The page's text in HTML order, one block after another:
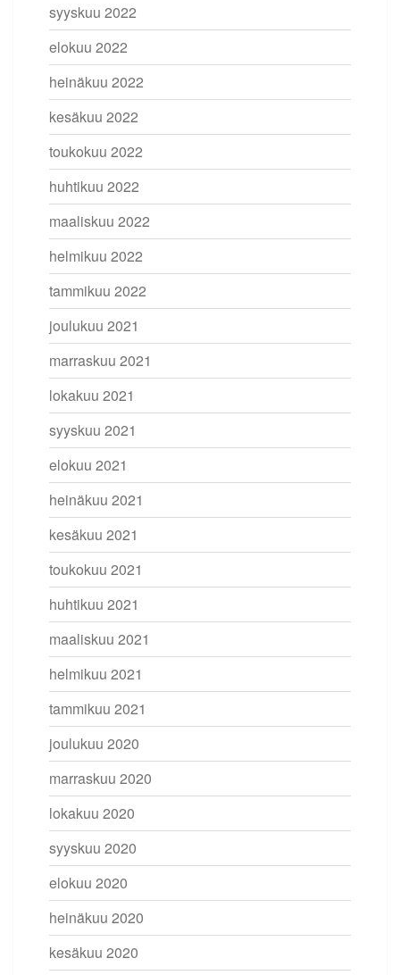
syyskuu 2022
elokuu 2022
heinäkuu 2022
kesäkuu 2022
toukokuu 2022
huhtikuu 2022
maaliskuu 2022
helmikuu 2022
tammikuu 2022
joulukuu 2021
marraskuu 2021
lokakuu 2021
syyskuu 2021
elokuu 2021
heinäkuu 2021
kesäkuu 2021
toukokuu 2021
huhtikuu 2021
maaliskuu 2021
helmikuu 2021
tammikuu 2021
joulukuu 2020
marraskuu 2020
lokakuu 2020
syyskuu 2020
elokuu 2020
heinäkuu 2020
kesäkuu 2020